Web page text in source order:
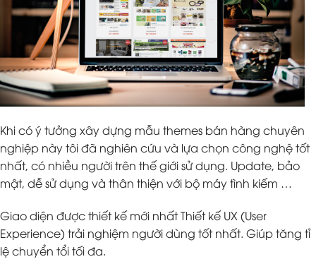
Khi có ý tưởng xây dựng mẫu themes bán hàng chuyên
nghiệp này tôi đã nghiên cứu và lựa chọn công nghệ tốt
nhất, có nhiều người trên thế giới sử dụng. Update, bảo
mật, dễ sử dụng và thân thiện với bộ máy tình kiếm …
Giao diện được thiết kế mới nhất Thiết kế UX (User
Experience) trải nghiệm người dùng tốt nhất. Giúp tăng tỉ
lệ chuyển tổi tối đa.